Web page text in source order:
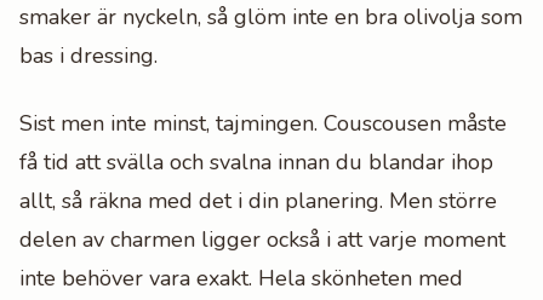
smaker är nyckeln, så glöm inte en bra olivolja som
bas i dressing.
Sist men inte minst, tajmingen. Couscousen måste
få tid att svälla och svalna innan du blandar ihop
allt, så räkna med det i din planering. Men större
delen av charmen ligger också i att varje moment
inte behöver vara exakt. Hela skönheten med